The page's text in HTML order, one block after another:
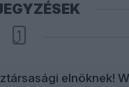
1
elnöknek!